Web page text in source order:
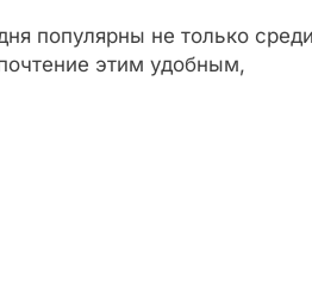
популярны не только среди
этим удобным,